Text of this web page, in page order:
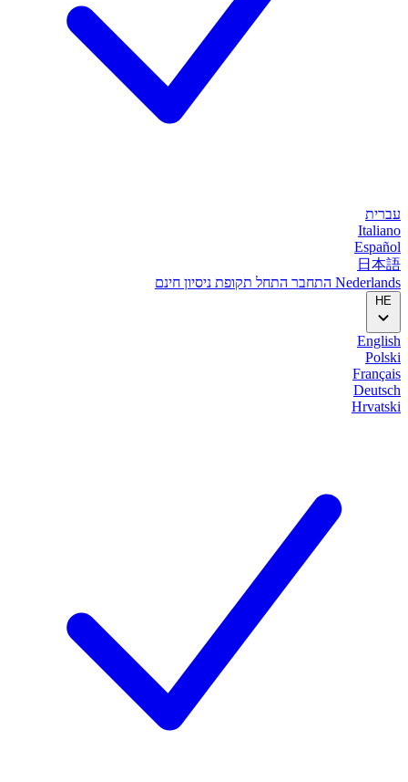
עברית
Italiano
Español
日本語
Nederlands התחבר התחל תקופת ניסיון חינם
HE
English
Polski
Français
Deutsch
Hrvatski